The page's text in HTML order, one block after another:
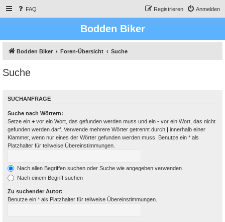
FAQ Anmelden
Registrieren
Bodden Biker
Bodden Biker Foren-Übersicht Suche
Suche
SUCHANFRAGE
Suche nach Wörtern:
Setze ein + vor ein Wort, das gefunden werden muss und ein - vor ein Wort, das nicht
gefunden werden darf. Verwende mehrere Wörter getrennt durch | innerhalb einer
Klammer, wenn nur eines der Wörter gefunden werden muss. Benutze ein * als
Platzhalter für teilweise Übereinstimmungen.
Nach allen Begriffen suchen oder Suche wie angegeben verwenden
Nach einem Begriff suchen
Zu suchender Autor:
Benutze ein * als Platzhalter für teilweise Übereinstimmungen.